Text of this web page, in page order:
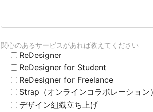
関心のあるサービスがあれば教えてください
ReDesigner
ReDesigner for Student
ReDesigner for Freelance
Strap（オンラインコラボレーション）
デザイン組織立ち上げ